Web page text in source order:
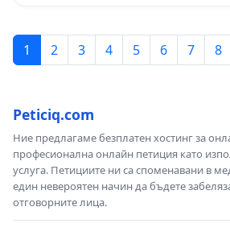
1 2 3 4 5 6 7 8
Peticiq.com
Ние предлагаме безплатен хостинг за
професионална онлайн петиция като
услуга. Петициите ни са споменавани в
един невероятен начин да бъдете
отговорните лица.